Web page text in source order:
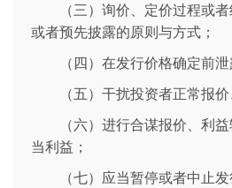
（三）询价、定价过程或
或者预先披露的原则与方式；
（四）在发行价格确定前
（五）干扰投资者正常报价
（六）进行合谋报价、利
当利益；
（七）应当暂停或者中止